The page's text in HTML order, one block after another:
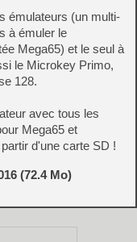
émulateurs (un multi-
à émuler le
Mega65) et le seul à
le Microkey Primo,
128.
avec tous les
Mega65 et
d'une carte SD !
(72.4 Mo)